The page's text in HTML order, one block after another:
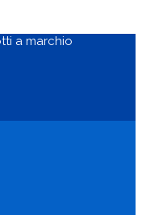
a marchio